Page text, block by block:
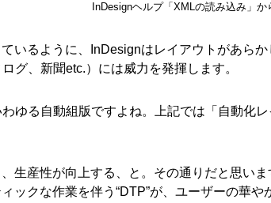
InDesignヘルプ「XMLの読み込み」か
いるように、InDesignはレイアウトがあら
グ、新聞etc.）には威力を発揮します。
ゆる自動組版ですよね。上記では「自動化
生産性が向上する、と。その通りだと思いま
ックな作業を伴う“DTP”が、ユーザーの華や